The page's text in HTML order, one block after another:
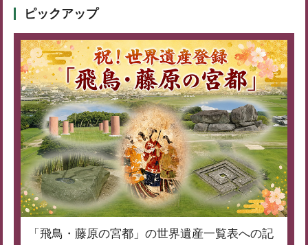
ピックアップ
「飛鳥・藤原の宮都」の世界遺産一覧表への記